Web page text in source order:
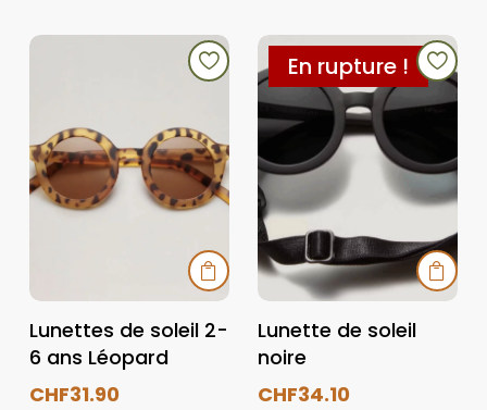

Lunettes de soleil 2-
6 ans Léopard
CHF31.90
En rupture !
Lunette de soleil
noire
CHF34.10
